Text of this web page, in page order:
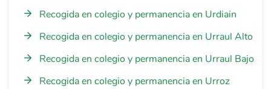
Recogida en colegio y permanencia en Urdiain
Recogida en colegio y permanencia en Urraul Alto
Recogida en colegio y permanencia en Urraul Bajo
Recogida en colegio y permanencia en Urroz